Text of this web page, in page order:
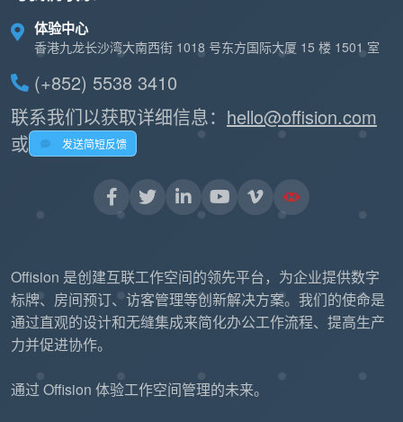
体验中心
香港九龙长沙湾大南西街 1018 号东方国际大厦 15 楼 1501 室
(+852) 5538 3410
联系我们以获取详细信息： hello@offision.com
或
发送简短反馈
Offision 是创建互联工作空间的领先平台，为企业提供数字
标牌、房间预订、访客管理等创新解决方案。我们的使命是
通过直观的设计和无缝集成来简化办公工作流程、提高生产
力并促进协作。
通过 Offision 体验工作空间管理的未来。